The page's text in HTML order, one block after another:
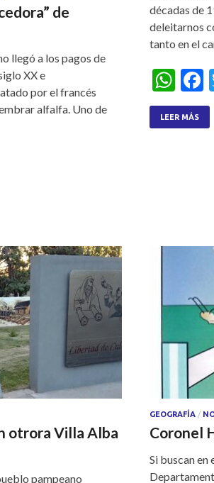
de
llegó a los pagos de
XX e
por el francés
alfalfa. Uno de
décadas de
deleitarnos
tanto en el
W
h
at
ac
e
LEER MÁS
otrora Villa Alba
pampeano
GEOGRAFÍA /
Coronel
Si buscan en